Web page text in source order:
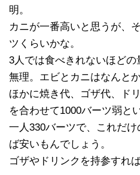
明。
カニが一番高いと思うが、
ツくらいかな。
3人では食べきれないほど
無理。エビとカニはなんとか
ほかに焼き代、ゴザ代、ド
を合わせて1000バーツ弱と
一人330バーツで、これだ
ば安いもんでしょう。
ゴザやドリンクを持参すれ